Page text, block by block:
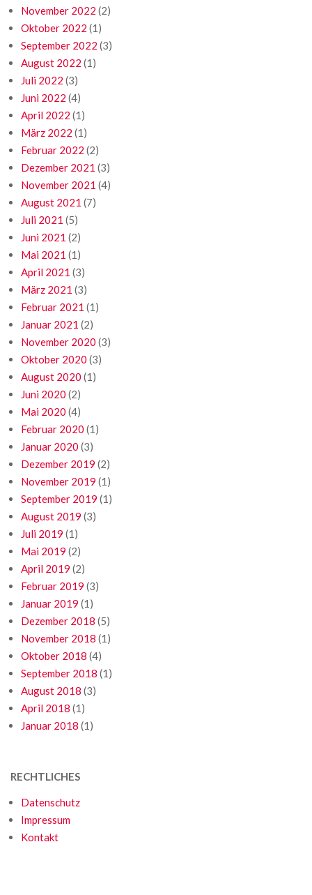
November 2022 (2)
Oktober 2022 (1)
September 2022 (3)
August 2022 (1)
Juli 2022 (3)
Juni 2022 (4)
April 2022 (1)
März 2022 (1)
Februar 2022 (2)
Dezember 2021 (3)
November 2021 (4)
August 2021 (7)
Juli 2021 (5)
Juni 2021 (2)
Mai 2021 (1)
April 2021 (3)
März 2021 (3)
Februar 2021 (1)
Januar 2021 (2)
November 2020 (3)
Oktober 2020 (3)
August 2020 (1)
Juni 2020 (2)
Mai 2020 (4)
Februar 2020 (1)
Januar 2020 (3)
Dezember 2019 (2)
November 2019 (1)
September 2019 (1)
August 2019 (3)
Juli 2019 (1)
Mai 2019 (2)
April 2019 (2)
Februar 2019 (3)
Januar 2019 (1)
Dezember 2018 (5)
November 2018 (1)
Oktober 2018 (4)
September 2018 (1)
August 2018 (3)
April 2018 (1)
Januar 2018 (1)
RECHTLICHES
Datenschutz
Impressum
Kontakt